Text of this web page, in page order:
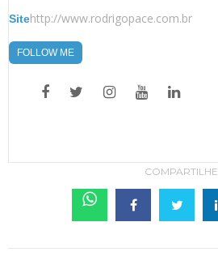
Sitehttp://www.rodrigopace.com.br
FOLLOW ME
COMPARTILHE